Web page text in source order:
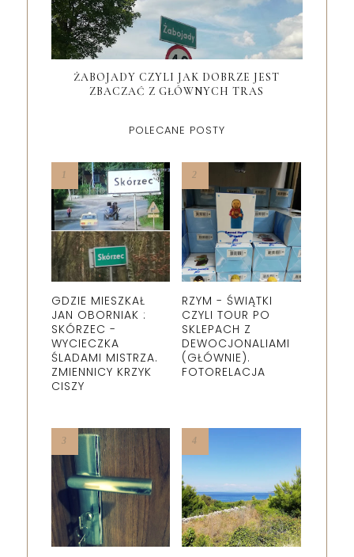
ŻABOJADY CZYLI JAK DOBRZE JEST
ZBACZAĆ Z GŁÓWNYCH TRAS
POLECANE POSTY
GDZIE MIESZKAŁ
JAN OBORNIAK :
SKÓRZEC -
WYCIECZKA
ŚLADAMI MISTRZA.
ZMIENNICY KRZYK
CISZY
RZYM - ŚWIĄTKI
CZYLI TOUR PO
SKLEPACH Z
DEWOCJONALIAMI
(GŁÓWNIE).
FOTORELACJA